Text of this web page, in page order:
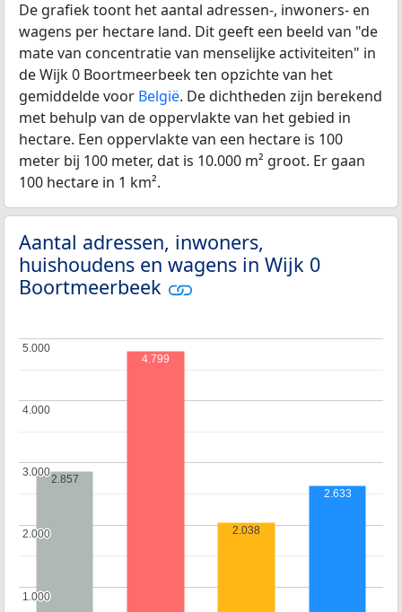
De grafiek toont het aantal adressen-, inwoners- en
wagens per hectare land. Dit geeft een beeld van "de
mate van concentratie van menselijke activiteiten" in
de Wijk 0 Boortmeerbeek ten opzichte van het
gemiddelde voor België. De dichtheden zijn berekend
met behulp van de oppervlakte van het gebied in
hectare. Een oppervlakte van een hectare is 100
meter bij 100 meter, dat is 10.000 m² groot. Er gaan
100 hectare in 1 km².
Aantal adressen, inwoners,
huishoudens en wagens in Wijk 0
Boortmeerbeek
1.000
1.000
2.000
2.000
3.000
3.000
4.000
4.000
5.000
5.000
2.857
4.799
2.038
2.633